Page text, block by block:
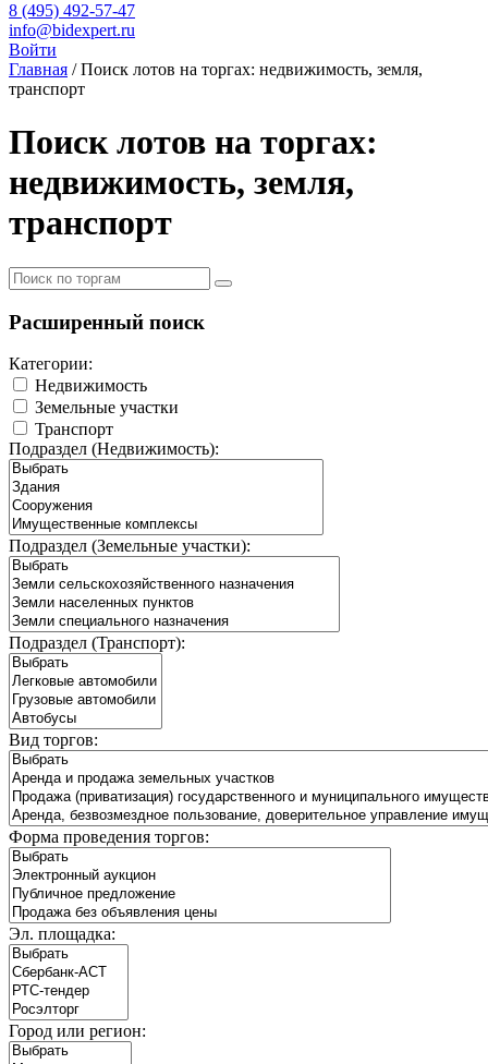
8 (495) 492-57-47
info@bidexpert.ru
Войти
Главная /Поиск лотов на торгах: недвижимость, земля,
транспорт
Поиск лотов на торгах:
недвижимость, земля,
транспорт
Расширенный поиск
Категории:
Недвижимость
Земельные участки
Транспорт
Подраздел (Недвижимость):
Подраздел (Земельные участки):
Подраздел (Транспорт):
Вид торгов:
Форма проведения торгов:
Эл. площадка:
Город или регион: